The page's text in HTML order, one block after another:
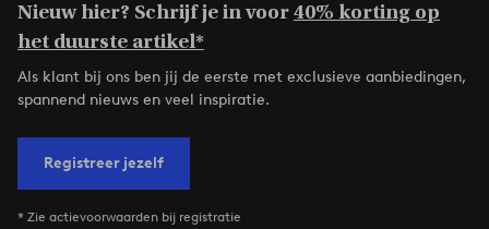
Nieuw hier? Schrijf je in voor40% korting op
het duurste artikel*
Als klant bij ons ben jij de eerste met exclusieve aanbiedingen,
spannend nieuws en veel inspiratie.
Registreer jezelf
* Zie actievoorwaarden bij registratie